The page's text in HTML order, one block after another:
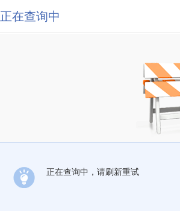
正在查询中
正在查询中，请刷新重试